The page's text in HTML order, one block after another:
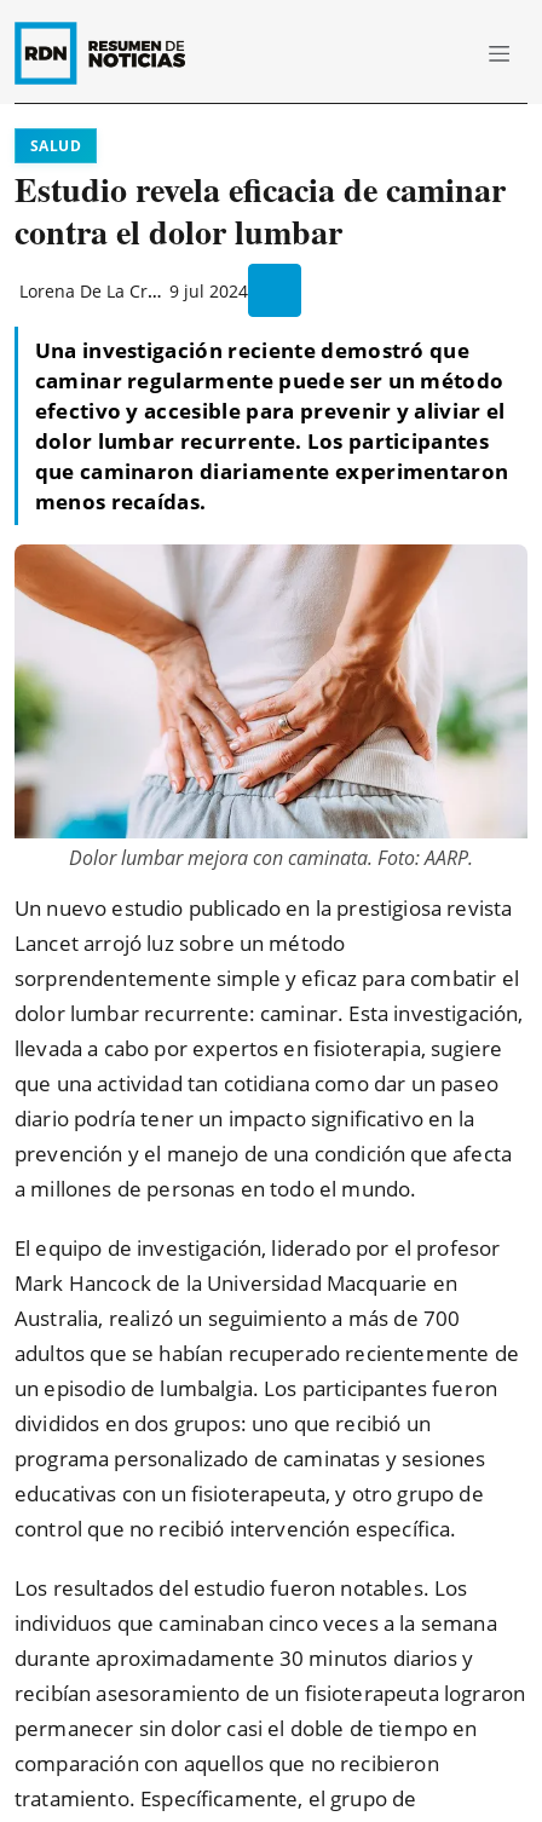
SALUD
Estudio revela eficacia de caminar
contra el dolor lumbar
Lorena De La Cruz 9 jul 2024
Una investigación reciente demostró que
caminar regularmente puede ser un método
efectivo y accesible para prevenir y aliviar el
dolor lumbar recurrente. Los participantes
que caminaron diariamente experimentaron
menos recaídas.
Dolor lumbar mejora con caminata. Foto: AARP.
Un nuevo estudio publicado en la prestigiosa revista
Lancet arrojó luz sobre un método
sorprendentemente simple y eficaz para combatir el
dolor lumbar recurrente: caminar. Esta investigación,
llevada a cabo por expertos en fisioterapia, sugiere
que una actividad tan cotidiana como dar un paseo
diario podría tener un impacto significativo en la
prevención y el manejo de una condición que afecta
a millones de personas en todo el mundo.
El equipo de investigación, liderado por el profesor
Mark Hancock de la Universidad Macquarie en
Australia, realizó un seguimiento a más de 700
adultos que se habían recuperado recientemente de
un episodio de lumbalgia. Los participantes fueron
divididos en dos grupos: uno que recibió un
programa personalizado de caminatas y sesiones
educativas con un fisioterapeuta, y otro grupo de
control que no recibió intervención específica.
Los resultados del estudio fueron notables. Los
individuos que caminaban cinco veces a la semana
durante aproximadamente 30 minutos diarios y
recibían asesoramiento de un fisioterapeuta lograron
permanecer sin dolor casi el doble de tiempo en
comparación con aquellos que no recibieron
tratamiento. Específicamente, el grupo de